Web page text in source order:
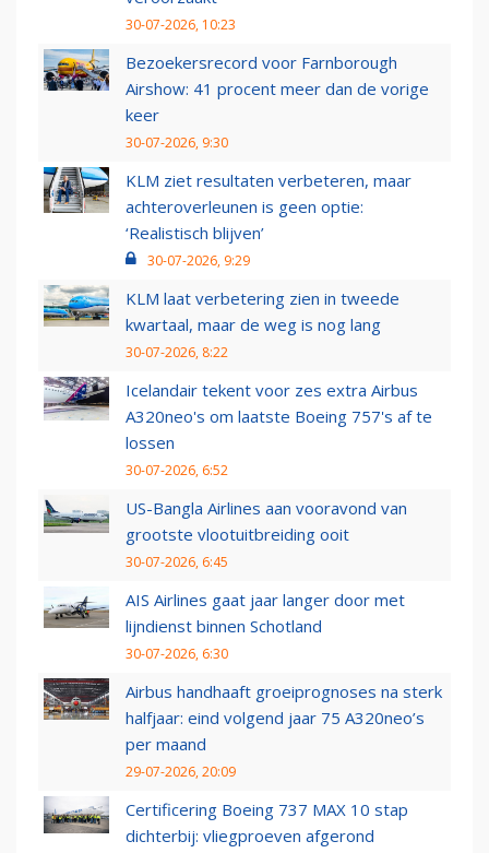
30-07-2026, 10:23
Bezoekersrecord voor Farnborough
Airshow: 41 procent meer dan de vorige
keer
30-07-2026, 9:30
KLM ziet resultaten verbeteren, maar
achteroverleunen is geen optie:
‘Realistisch blijven’
30-07-2026, 9:29
KLM laat verbetering zien in tweede
kwartaal, maar de weg is nog lang
30-07-2026, 8:22
Icelandair tekent voor zes extra Airbus
A320neo's om laatste Boeing 757's af te
lossen
30-07-2026, 6:52
US-Bangla Airlines aan vooravond van
grootste vlootuitbreiding ooit
30-07-2026, 6:45
AIS Airlines gaat jaar langer door met
lijndienst binnen Schotland
30-07-2026, 6:30
Airbus handhaaft groeiprognoses na sterk
halfjaar: eind volgend jaar 75 A320neo’s
per maand
29-07-2026, 20:09
Certificering Boeing 737 MAX 10 stap
dichterbij: vliegproeven afgerond